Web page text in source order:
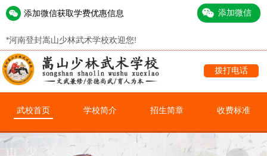
添加微信获取学费优惠信息
*河南登封嵩山少林武术学校欢迎您!
拨打电话
武校首页 学校简介 招生简章 收费标准